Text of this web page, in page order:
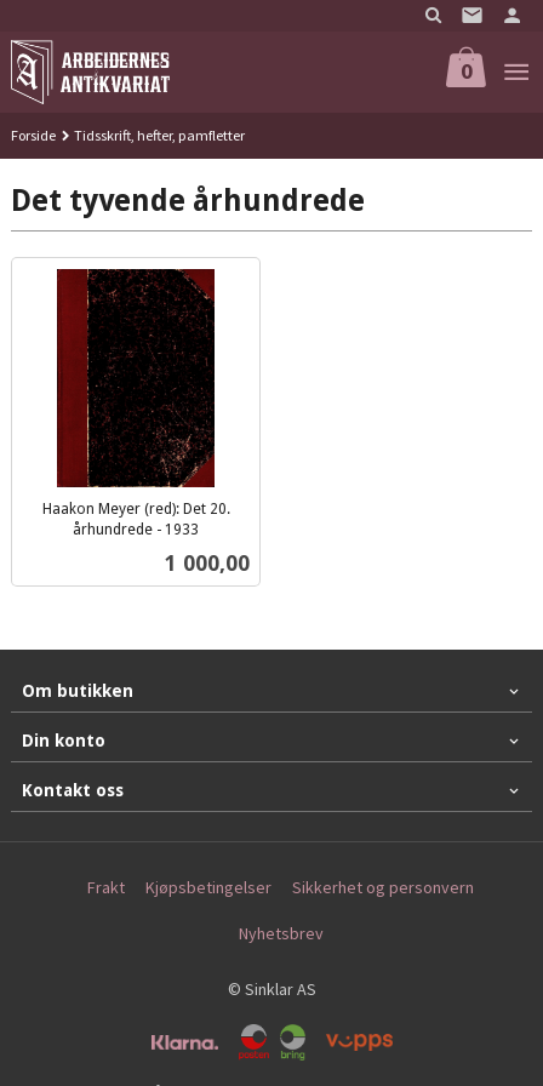
til
innholdet
0
Forside Tidsskrift, hefter, pamfletter
Det tyvende århundrede
Haakon Meyer (red): Det 20.
århundrede - 1933
Pris
1 000,00
Om butikken
Din konto
Kontakt oss
Frakt Kjøpsbetingelser Sikkerhet og personvern
Nyhetsbrev
© Sinklar AS